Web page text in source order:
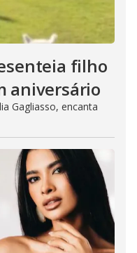
filho
aniversário
Gagliasso, encanta